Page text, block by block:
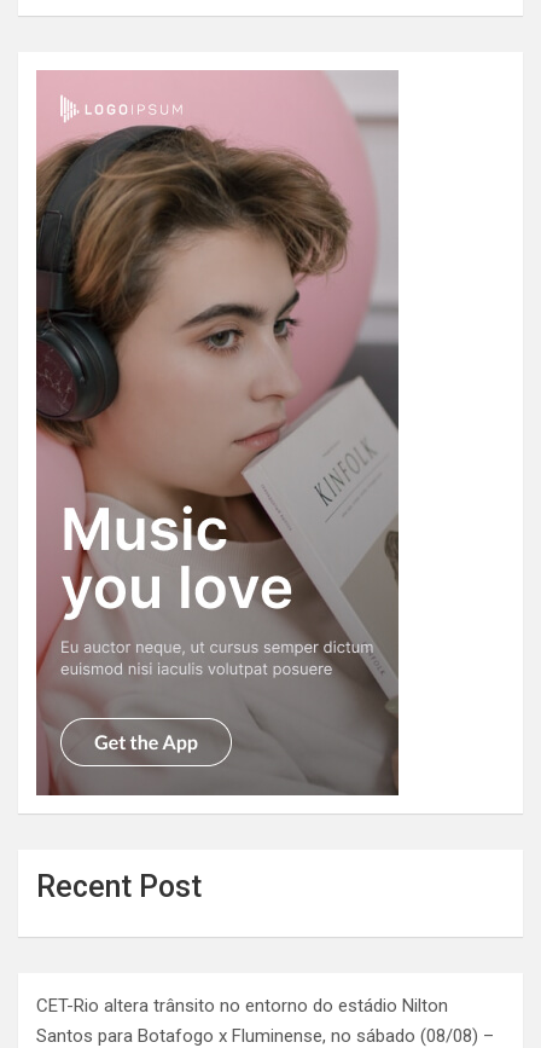
Recent Post
CET-Rio altera trânsito no entorno do estádio Nilton
Santos para Botafogo x Fluminense, no sábado (08/08) –